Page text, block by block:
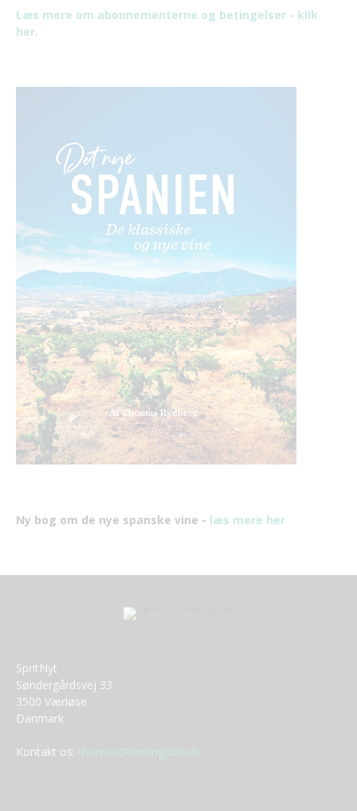
Læs mere om abonnementerne og betingelser - klik
her.
Ny bog om de nye spanske vine - læs mere her
SpritNyt
Søndergårdsvej 33
3500 Værløse
Danmark
Kontakt os: